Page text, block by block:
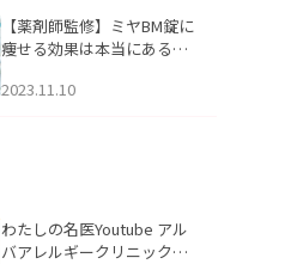
【薬剤師監修】ミヤBM錠に
痩せる効果は本当にある
2023.11.10
わたしの名医Youtube アル
バアレルギークリニック札